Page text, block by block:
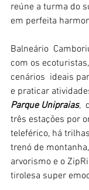
reúne a turma do
em perfeita
Balneário
com os
cenários  ideais
e praticar
Parque Unipraias,
três estações por
teleférico, há
trenó de
arvorismo e o
tirolesa super